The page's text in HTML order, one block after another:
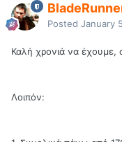
Posted January
Καλή χρονιά να έχουμε,
Λοιπόν: